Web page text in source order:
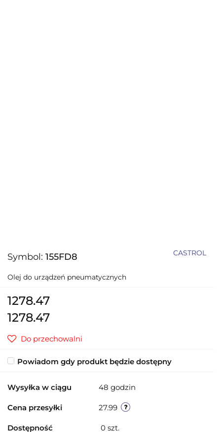
Symbol: 155FD8 CASTROL
Olej do urządzeń pneumatycznych
1278.47
1278.47
Do przechowalni
Powiadom gdy produkt będzie dostępny
Wysyłka w ciągu 48 godzin
Cena przesyłki 27.99
Dostępność 0 szt.